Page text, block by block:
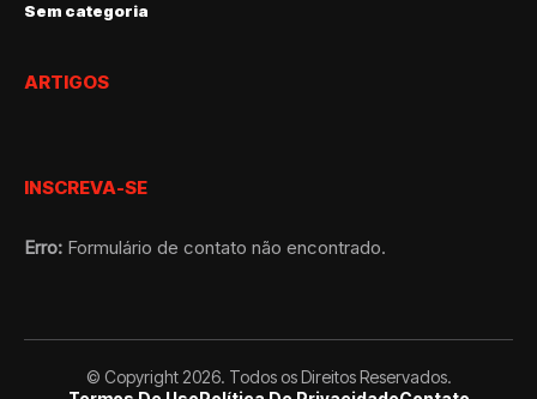
Sem categoria
ARTIGOS
INSCREVA-SE
Erro: Formulário de contato não encontrado.
© Copyright 2026. Todos os Direitos Reservados.